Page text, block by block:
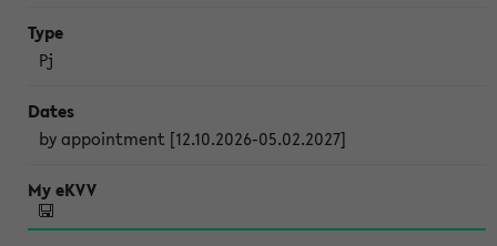
Pj
by appointment [12.10.2026-05.02.2027]